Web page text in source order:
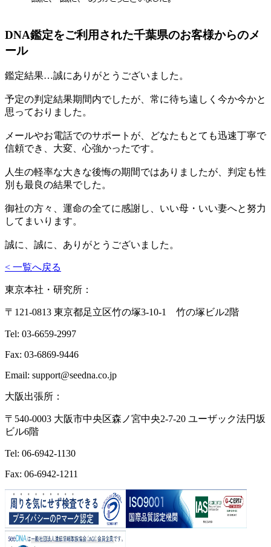
DNA鑑定をご利用された千葉県のお客様からのメ
ール
鑑定結果…誠にありがとうございました。
予定の判定結果期間内でしたが、常に待ち遠しく今か今かと
思っておりました。
メールやお電話でのサポートが、どなたもとても迅速丁寧で
信頼でき、大変、心強かったです。
人生の軽率な大きな後悔の期間ではありましたが、判定も性
別も最良の結果でした。
御社の方々、運命の全てに感謝し、いい母・いい妻へと努力
してまいります。
誠に、誠に、ありがとうございました。
< 一覧へ戻る
東京本社・研究所：
〒121-0813 東京都足立区竹の塚3-10-1 竹の塚ビル2階
Tel: 03-6659-2997
Fax: 03-6869-9446
Email: support@seedna.co.jp
大阪出張所：
〒540-0003 大阪市中央区森ノ宮中央2-7-20 ユーザック法円坂
ビル6階
Tel: 06-6942-1130
Fax: 06-6942-1211